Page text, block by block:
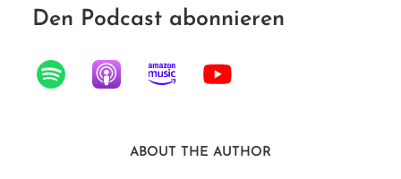
Den Podcast abonnieren
ABOUT THE AUTHOR